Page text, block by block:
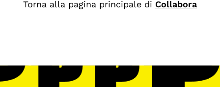
Biblioteca
Osservatori di ricerca
Torna alla pagina principale di Collabora